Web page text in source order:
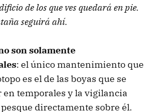
de los que ves quedará en pie.
seguirá ahí.
son solamente
: el único mantenimiento que
es el de las boyas que se
temporales y la vigilancia
directamente sobre él.